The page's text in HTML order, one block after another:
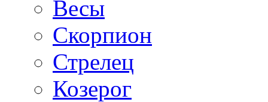
Весы
Скорпион
Стрелец
Козерог